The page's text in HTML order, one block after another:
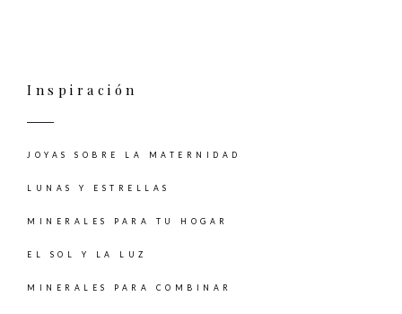
Inspiración
JOYAS SOBRE LA MATERNIDAD
LUNAS Y ESTRELLAS
MINERALES PARA TU HOGAR
EL SOL Y LA LUZ
MINERALES PARA COMBINAR